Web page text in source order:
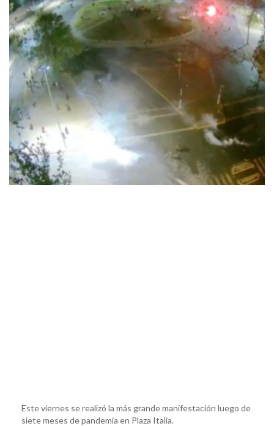
Este viernes se realizó la más grande manifestación luego de
siete meses de pandemia en Plaza Italia.